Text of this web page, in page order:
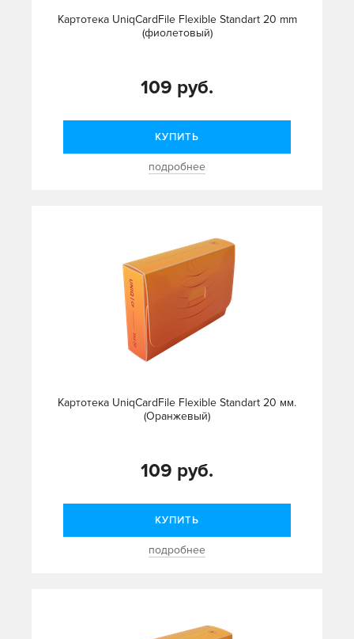
Картотека UniqCardFile Flexible Standart 20 mm
(фиолетовый)
109 руб.
КУПИТЬ
подробнее
Картотека UniqCardFile Flexible Standart 20 мм.
(Оранжевый)
109 руб.
КУПИТЬ
подробнее